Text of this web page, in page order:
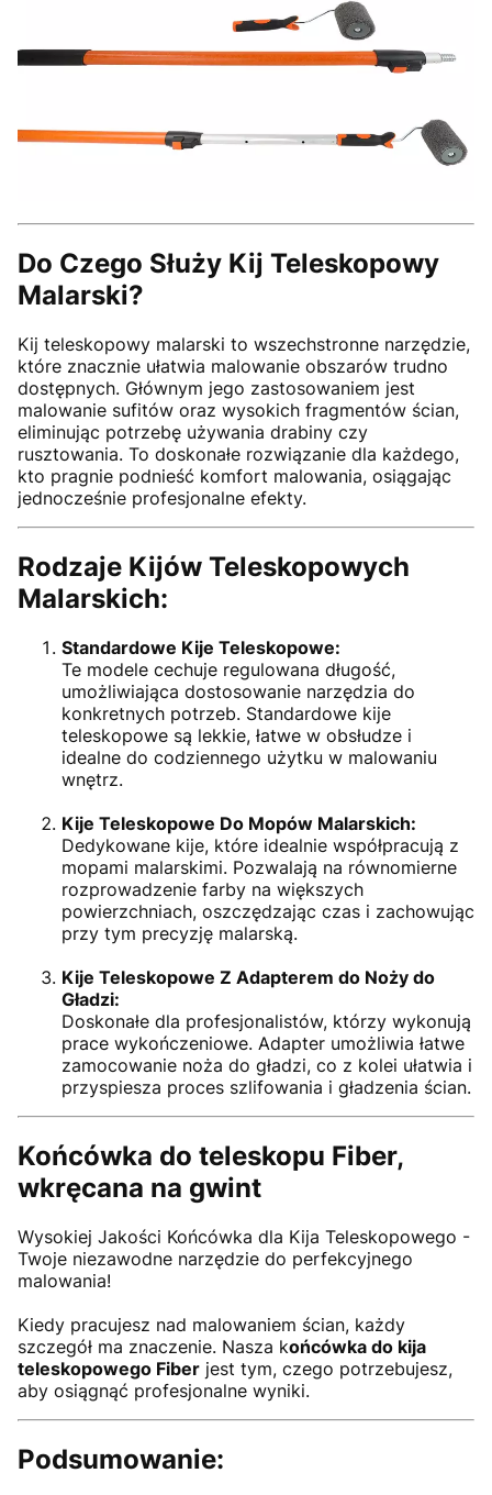
Do Czego Służy Kij Teleskopowy
Malarski?
Kij teleskopowy malarski to wszechstronne narzędzie,
które znacznie ułatwia malowanie obszarów trudno
dostępnych. Głównym jego zastosowaniem jest
malowanie sufitów oraz wysokich fragmentów ścian,
eliminując potrzebę używania drabiny czy
rusztowania. To doskonałe rozwiązanie dla każdego,
kto pragnie podnieść komfort malowania, osiągając
jednocześnie profesjonalne efekty.
Rodzaje Kijów Teleskopowych
Malarskich:
Standardowe Kije Teleskopowe:
Te modele cechuje regulowana długość,
umożliwiająca dostosowanie narzędzia do
konkretnych potrzeb. Standardowe kije
teleskopowe są lekkie, łatwe w obsłudze i
idealne do codziennego użytku w malowaniu
wnętrz.
Kije Teleskopowe Do Mopów Malarskich:
Dedykowane kije, które idealnie współpracują z
mopami malarskimi. Pozwalają na równomierne
rozprowadzenie farby na większych
powierzchniach, oszczędzając czas i zachowując
przy tym precyzję malarską.
Kije Teleskopowe Z Adapterem do Noży do
Gładzi:
Doskonałe dla profesjonalistów, którzy wykonują
prace wykończeniowe. Adapter umożliwia łatwe
zamocowanie noża do gładzi, co z kolei ułatwia i
przyspiesza proces szlifowania i gładzenia ścian.
Końcówka do teleskopu Fiber,
wkręcana na gwint
Wysokiej Jakości Końcówka dla Kija Teleskopowego -
Twoje niezawodne narzędzie do perfekcyjnego
malowania!
Kiedy pracujesz nad malowaniem ścian, każdy
szczegół ma znaczenie. Nasza końcówka do kija
teleskopowego Fiber jest tym, czego potrzebujesz,
aby osiągnąć profesjonalne wyniki.
Podsumowanie: